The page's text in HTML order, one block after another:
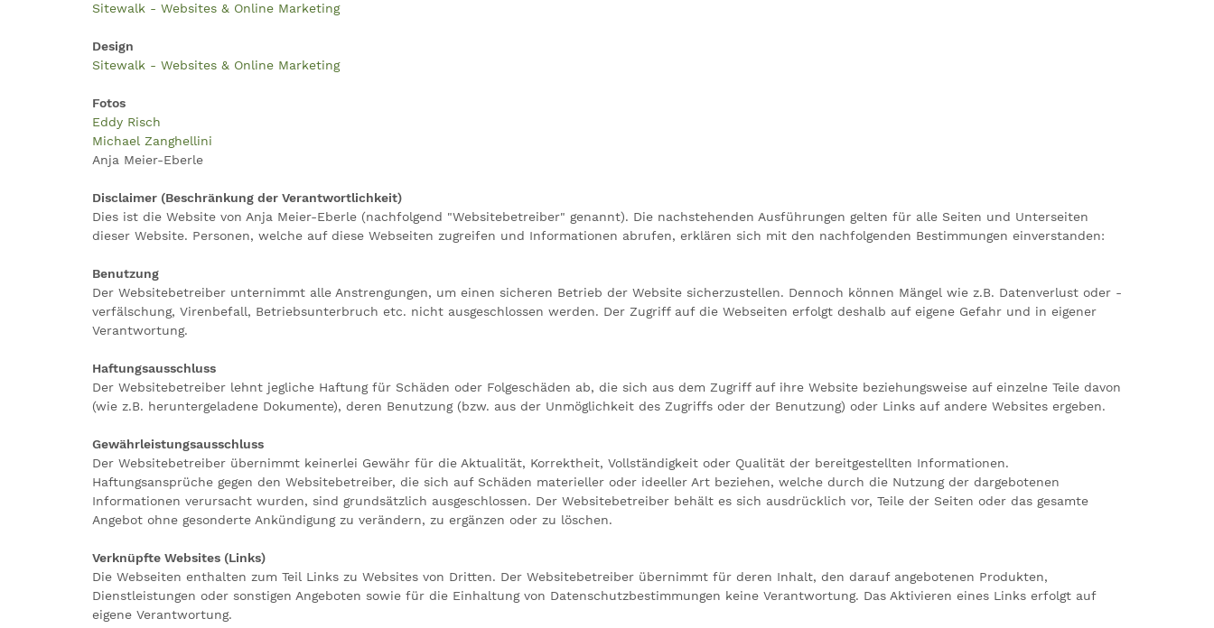
Sitewalk - Websites & Online Marketing
Design
Sitewalk - Websites & Online Marketing
Fotos
Eddy Risch
Michael Zanghellini
Anja Meier-Eberle
Disclaimer (Beschränkung der Verantwortlichkeit)
Dies ist die Website von Anja Meier-Eberle (nachfolgend "Websitebetreiber" genannt). Die nachstehenden Ausführungen gelten für alle Seiten und Unterseiten
dieser Website. Personen, welche auf diese Webseiten zugreifen und Informationen abrufen, erklären sich mit den nachfolgenden Bestimmungen einverstanden:
Benutzung
Der Websitebetreiber unternimmt alle Anstrengungen, um einen sicheren Betrieb der Website sicherzustellen. Dennoch können Mängel wie z.B. Datenverlust oder -
verfälschung, Virenbefall, Betriebsunterbruch etc. nicht ausgeschlossen werden. Der Zugriff auf die Webseiten erfolgt deshalb auf eigene Gefahr und in eigener
Verantwortung.
Haftungsausschluss
Der Websitebetreiber lehnt jegliche Haftung für Schäden oder Folgeschäden ab, die sich aus dem Zugriff auf ihre Website beziehungsweise auf einzelne Teile davon
(wie z.B. heruntergeladene Dokumente), deren Benutzung (bzw. aus der Unmöglichkeit des Zugriffs oder der Benutzung) oder Links auf andere Websites ergeben.
Gewährleistungsausschluss
Der Websitebetreiber übernimmt keinerlei Gewähr für die Aktualität, Korrektheit, Vollständigkeit oder Qualität der bereitgestellten Informationen.
Haftungsansprüche gegen den Websitebetreiber, die sich auf Schäden materieller oder ideeller Art beziehen, welche durch die Nutzung der dargebotenen
Informationen verursacht wurden, sind grundsätzlich ausgeschlossen. Der Websitebetreiber behält es sich ausdrücklich vor, Teile der Seiten oder das gesamte
Angebot ohne gesonderte Ankündigung zu verändern, zu ergänzen oder zu löschen.
Verknüpfte Websites (Links)
Die Webseiten enthalten zum Teil Links zu Websites von Dritten. Der Websitebetreiber übernimmt für deren Inhalt, den darauf angebotenen Produkten,
Dienstleistungen oder sonstigen Angeboten sowie für die Einhaltung von Datenschutzbestimmungen keine Verantwortung. Das Aktivieren eines Links erfolgt auf
eigene Verantwortung.